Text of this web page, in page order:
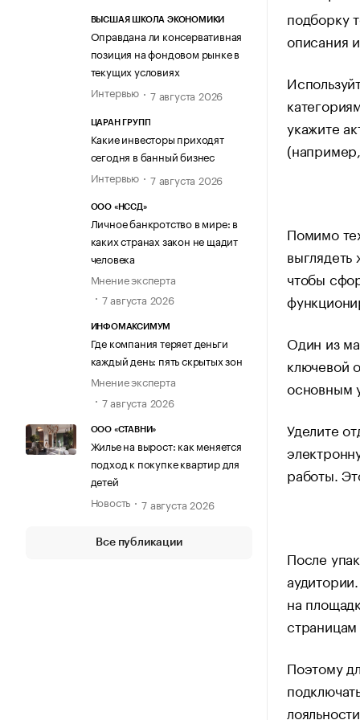
ВЫСШАЯ ШКОЛА ЭКОНОМИКИ
Оправдана ли консервативная
позиция на фондовом рынке в
текущих условиях
Интервью
7 августа 2026
ЦАРАН ГРУПП
Какие инвесторы приходят
сегодня в банный бизнес
Интервью
7 августа 2026
ООО «НССД»
Личное банкротство в мире: в
каких странах закон не щадит
человека
Мнение эксперта
7 августа 2026
ИНФОМАКСИМУМ
Где компания теряет деньги
каждый день: пять скрытых зон
Мнение эксперта
7 августа 2026
ООО «СТАВНИ»
Жилье на вырост: как меняется
подход к покупке квартир для
детей
Новость
7 августа 2026
Все публикации
подборку
описания
укажите
Помимо
чтобы
Один из
ключевой
основным
Уделите
работы.
После
на
Поэтому